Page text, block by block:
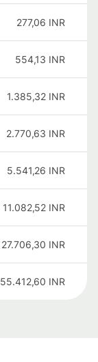
277,06 INR
554,13 INR
1.385,32 INR
2.770,63 INR
5.541,26 INR
11.082,52 INR
27.706,30 INR
55.412,60 INR